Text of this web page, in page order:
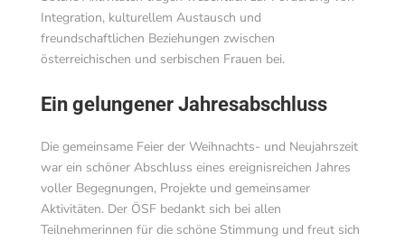
Integration, kulturellem Austausch und
freundschaftlichen Beziehungen zwischen
österreichischen und serbischen Frauen bei.
Ein gelungener Jahresabschluss
Die gemeinsame Feier der Weihnachts- und Neujahrszeit
war ein schöner Abschluss eines ereignisreichen Jahres
voller Begegnungen, Projekte und gemeinsamer
Aktivitäten. Der ÖSF bedankt sich bei allen
Teilnehmerinnen für die schöne Stimmung und freut sich